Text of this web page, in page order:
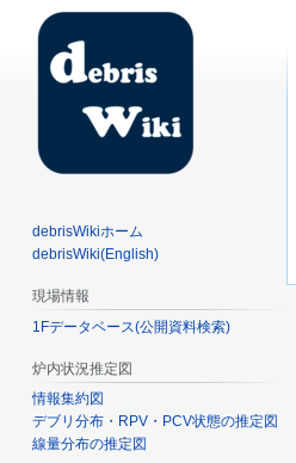
debrisWikiホーム
debrisWiki(English)
現場情報
1Fデータベース(公開資料検索)
炉内状況推定図
情報集約図
デブリ分布・RPV・PCV状態の推定図
線量分布の推定図